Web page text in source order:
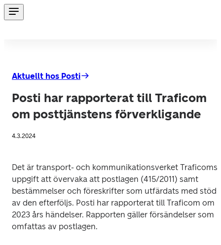
Aktuellt hos Posti
Posti har rapporterat till Traficom
om posttjänstens förverkligande
4.3.2024
Det är transport- och kommunikationsverket Traficoms
uppgift att övervaka att postlagen (415/2011) samt
bestämmelser och föreskrifter som utfärdats med stöd
av den efterföljs. Posti har rapporterat till Traficom om
2023 års händelser. Rapporten gäller försändelser som
omfattas av postlagen.